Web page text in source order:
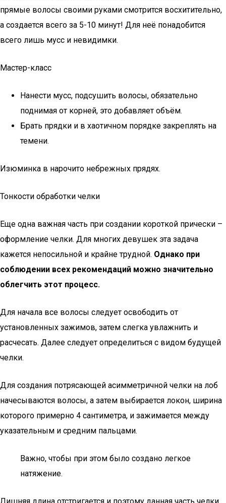
прямые волосы своими руками смотрится восхитительно,
а создается всего за 5-10 минут! Для неё понадобится
всего лишь мусс и невидимки.
Мастер-класс
Нанести мусс, подсушить волосы, обязательно
поднимая от корней, это добавляет объём.
Брать прядки и в хаотичном порядке закреплять на
темени.
Изюминка в нарочито небрежных прядях.
Тонкости обработки челки
Еще одна важная часть при создании короткой прически –
оформление челки. Для многих девушек эта задача
кажется непосильной и крайне трудной. Однако при
соблюдении всех рекомендаций можно значительно
облегчить этот процесс.
Для начала все волосы следует освободить от
установленных зажимов, затем слегка увлажнить и
расчесать. Далее следует определиться с видом будущей
челки.
Для создания потрясающей асимметричной челки на лоб
начесываются волосы, а затем выбирается локон, ширина
которого примерно 4 сантиметра, и зажимается между
указательным и средним пальцами.
Важно, чтобы при этом было создано легкое
натяжение.